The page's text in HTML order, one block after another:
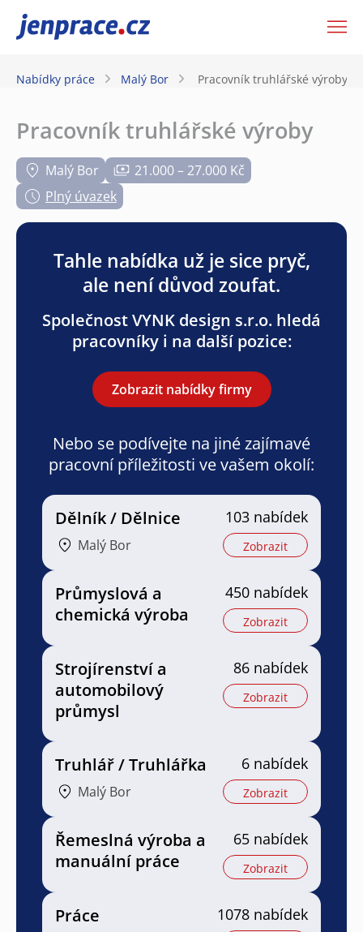
JenPráce.cz
Nabídky práce Malý Bor Pracovník truhlářské výroby
Pracovník truhlářské výroby
Malý Bor
21.000 – 27.000 Kč
Plný úvazek
Tahle nabídka už je sice pryč,
ale není důvod zoufat.
Společnost VYNK design s.r.o. hledá
pracovníky i na další pozice:
Zobrazit nabídky firmy
Nebo se podívejte na jiné zajímavé
pracovní příležitosti ve vašem okolí:
Dělník / Dělnice
Malý Bor
103 nabídek
Zobrazit
Průmyslová a
chemická výroba
450 nabídek
Zobrazit
Strojírenství a
automobilový
průmysl
86 nabídek
Zobrazit
Truhlář / Truhlářka
Malý Bor
6 nabídek
Zobrazit
Řemeslná výroba a
manuální práce
65 nabídek
Zobrazit
Práce 1078 nabídek